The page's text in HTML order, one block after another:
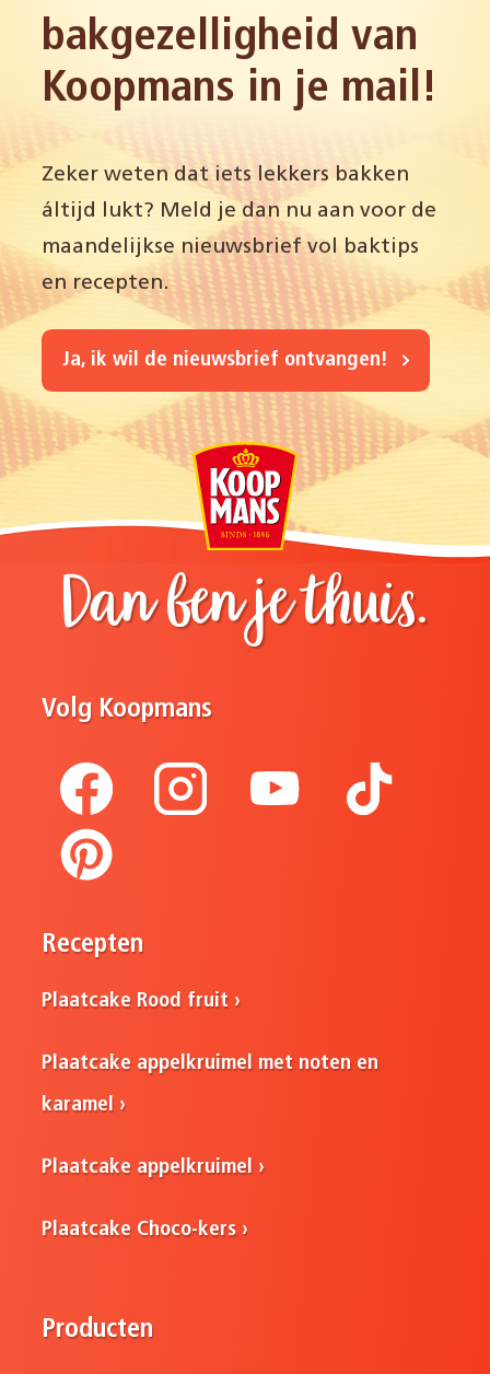
bakgezelligheid van
Koopmans in je mail!
Zeker weten dat iets lekkers bakken
áltijd lukt? Meld je dan nu aan voor de
maandelijkse nieuwsbrief vol baktips
en recepten.
Ja, ik wil de nieuwsbrief ontvangen!
Dan ben je thuis.
Volg Koopmans
Recepten
Plaatcake Rood fruit
Plaatcake appelkruimel met noten en
karamel
Plaatcake appelkruimel
Plaatcake Choco-kers
Producten